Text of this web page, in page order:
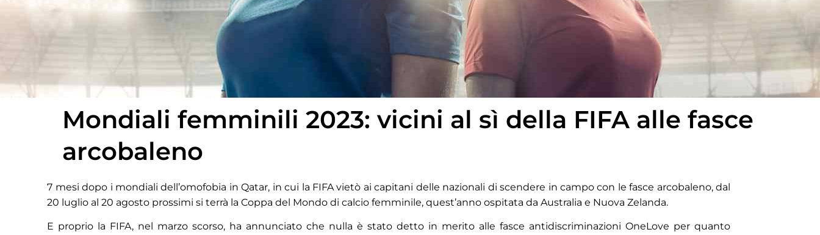
Mondiali femminili 2023: vicini al sì della FIFA alle fasce
arcobaleno
7 mesi dopo i mondiali dell’omofobia in Qatar, in cui la FIFA vietò ai capitani delle nazionali di scendere in campo con le fasce arcobaleno, dal
20 luglio al 20 agosto prossimi si terrà la Coppa del Mondo di calcio femminile, quest’anno ospitata da Australia e Nuova Zelanda.
E proprio la FIFA, nel marzo scorso, ha annunciato che nulla è stato detto in merito alle fasce antidiscriminazioni OneLove per quanto